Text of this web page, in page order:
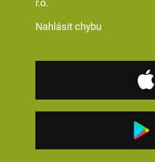
r.o.
Nahlásit chybu